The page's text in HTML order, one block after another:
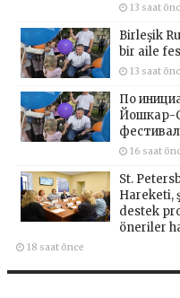
13 saat
Birleşik
bir aile
13 saat
По
Йошкар-
16 saat
St.
Hareketi,
destek
öneriler
18 saat önce